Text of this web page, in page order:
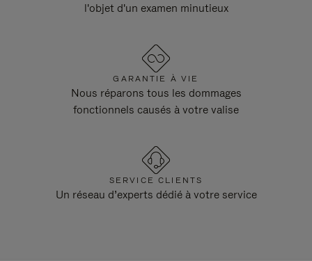
l'objet d'un examen minutieux
GARANTIE À VIE
Nous réparons tous les dommages
fonctionnels causés à votre valise
SERVICE CLIENTS
Un réseau d’experts dédié à votre service